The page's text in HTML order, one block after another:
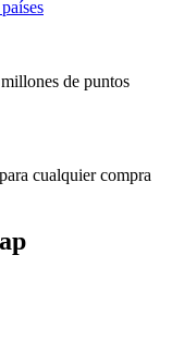
de puntos
cualquier compra